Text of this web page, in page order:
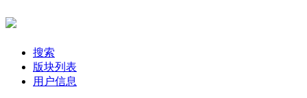
搜索
版块列表
用户信息